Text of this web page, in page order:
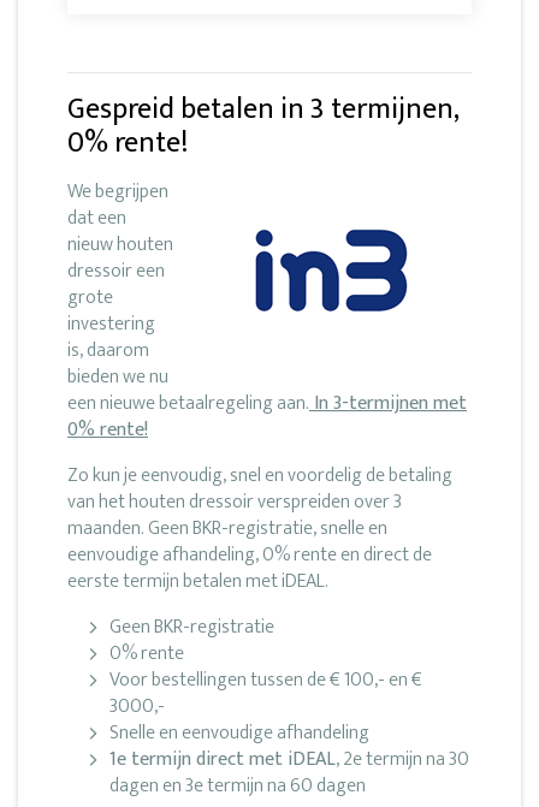
Gespreid betalen in 3 termijnen,
0% rente!
We begrijpen
dat een
nieuw houten
dressoir een
grote
investering
is, daarom
bieden we nu
een nieuwe betaalregeling aan.In 3-termijnen met
0% rente!
Zo kun je eenvoudig, snel en voordelig de betaling
van het houten dressoir verspreiden over 3
maanden. Geen BKR-registratie, snelle en
eenvoudige afhandeling, 0% rente en direct de
eerste termijn betalen met iDEAL.
Geen BKR-registratie
0% rente
Voor bestellingen tussen de € 100,- en €
3000,-
Snelle en eenvoudige afhandeling
1e termijn direct met iDEAL, 2e termijn na 30
dagen en 3e termijn na 60 dagen